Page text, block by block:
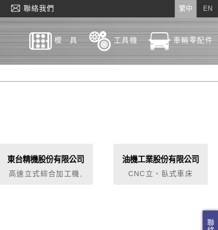
繁中 EN
聯絡我們
模 具 工具機 車輛零配件
東台精機股份有限公司
高速立式綜合加工機,
油機工業股份有限公司
CNC立、臥式車床